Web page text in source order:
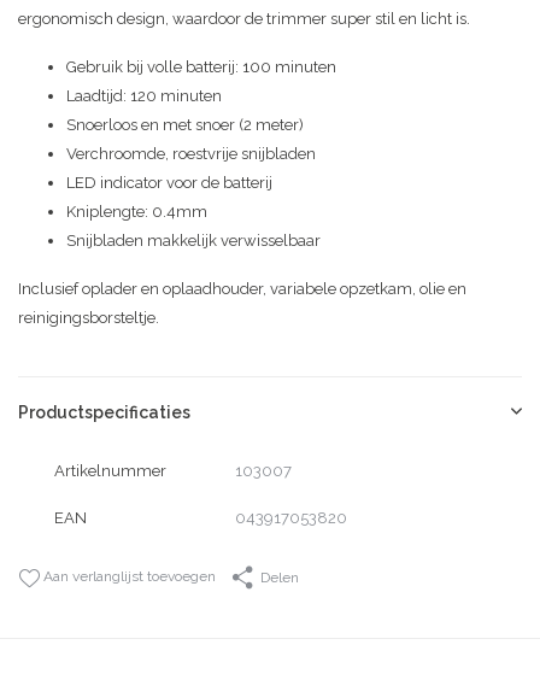
ergonomisch design, waardoor de trimmer super stil en licht is.
Gebruik bij volle batterij: 100 minuten
Laadtijd: 120 minuten
Snoerloos en met snoer (2 meter)
Verchroomde, roestvrije snijbladen
LED indicator voor de batterij
Kniplengte: 0.4mm
Snijbladen makkelijk verwisselbaar
Inclusief oplader en oplaadhouder, variabele opzetkam, olie en
reinigingsborsteltje.
Productspecificaties
Artikelnummer 103007
EAN 043917053820
Aan verlanglijst toevoegen Delen